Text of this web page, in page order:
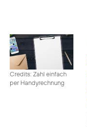
Credits: Zahl einfach
per Handyrechnung